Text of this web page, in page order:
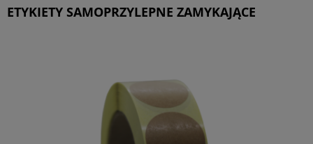
ETYKIETY SAMOPRZYLEPNE ZAMYKAJĄCE